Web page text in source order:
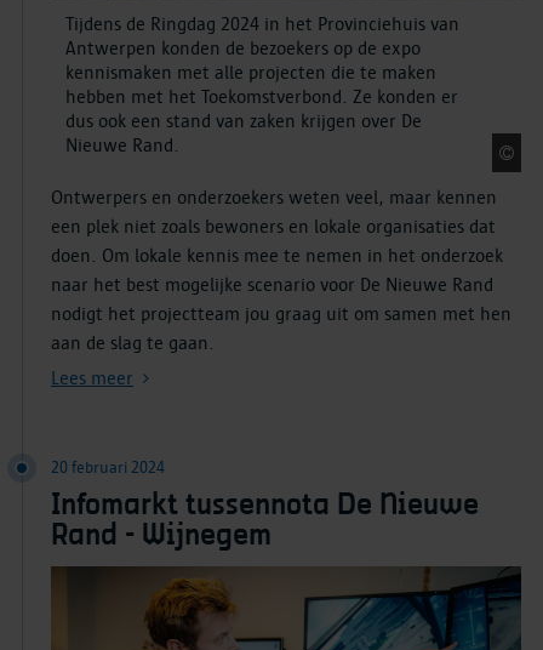
Tijdens de Ringdag 2024 in het Provinciehuis van
Antwerpen konden de bezoekers op de expo
kennismaken met alle projecten die te maken
hebben met het Toekomstverbond. Ze konden er
dus ook een stand van zaken krijgen over De
Nieuwe Rand.
Ontwerpers en onderzoekers weten veel, maar kennen
een plek niet zoals bewoners en lokale organisaties dat
doen. Om lokale kennis mee te nemen in het onderzoek
naar het best mogelijke scenario voor De Nieuwe Rand
nodigt het projectteam jou graag uit om samen met hen
aan de slag te gaan.
Lees meer
20 februari 2024
Infomarkt tussennota De Nieuwe
Rand - Wijnegem